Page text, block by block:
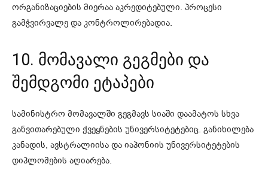
ორგანიზაციების მიერაა აკრედიტებული. პროცესი
გამჭვირვალე და კონტროლირებადია.
10. მომავალი გეგმები და
შემდგომი ეტაპები
სამინისტრო მომავალში გეგმავს სიაში დაამატოს სხვა
განვითარებული ქვეყნების უნივერსიტეტებიც. განიხილება
კანადის, ავსტრალიისა და იაპონიის უნივერსიტეტების
დიპლომების აღიარება.